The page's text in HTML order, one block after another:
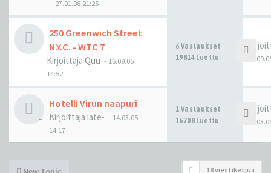
- 27.01.08 21:25
250 Greenwich Street
N.Y.C. - WTC 7
Kirjoittaja Quu - 16.09.05
14:52
6 Vastaukset
19814 Luettu
Hotelli Virun naapuri
Kirjoittaja late- - 14.03.05
14:17
1 Vastaukset
16708 Luettu
18 viestiketjua